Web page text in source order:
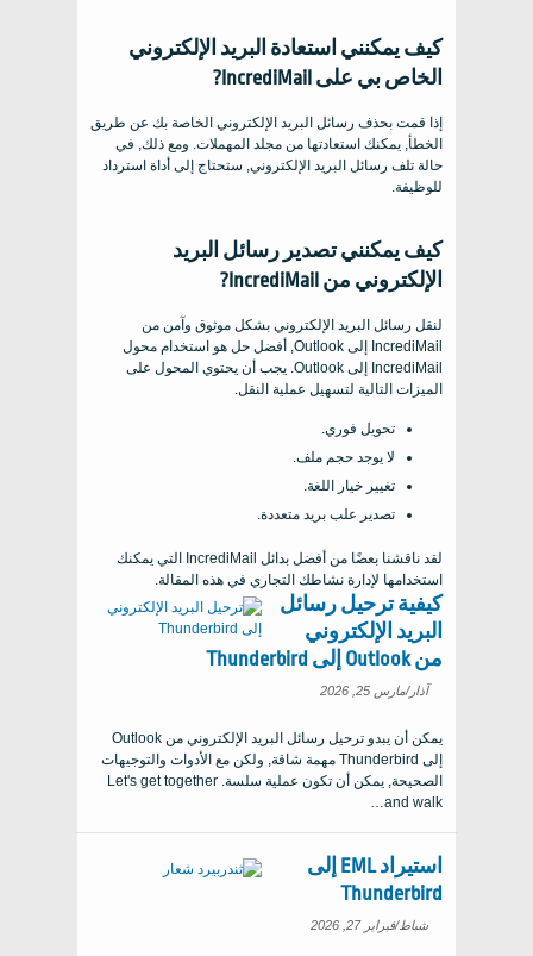
كيف يمكنني استعادة البريد الإلكتروني
الخاص بي على IncrediMail?
إذا قمت بحذف رسائل البريد الإلكتروني الخاصة بك عن طريق
الخطأ, يمكنك استعادتها من مجلد المهملات. ومع ذلك, في
حالة تلف رسائل البريد الإلكتروني, ستحتاج إلى أداة استرداد
للوظيفة.
كيف يمكنني تصدير رسائل البريد
الإلكتروني من IncrediMail?
لنقل رسائل البريد الإلكتروني بشكل موثوق وآمن من
IncrediMail إلى Outlook, أفضل حل هو استخدام محول
IncrediMail إلى Outlook. يجب أن يحتوي المحول على
الميزات التالية لتسهيل عملية النقل.
تحويل فوري.
لا يوجد حجم ملف.
تغيير خيار اللغة.
تصدير علب بريد متعددة.
لقد ناقشنا بعضًا من أفضل بدائل IncrediMail التي يمكنك
استخدامها لإدارة نشاطك التجاري في هذه المقالة.
كيفية ترحيل رسائل
البريد الإلكتروني
من Outlook إلى Thunderbird
آذار/مارس 25, 2026
يمكن أن يبدو ترحيل رسائل البريد الإلكتروني من Outlook
إلى Thunderbird مهمة شاقة, ولكن مع الأدوات والتوجيهات
الصحيحة, يمكن أن تكون عملية سلسة. Let's get together
and walk
استيراد EML إلى
Thunderbird
شباط/فبراير 27, 2026